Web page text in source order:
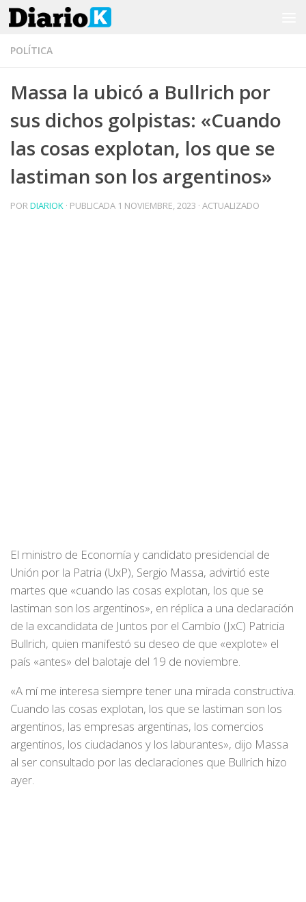
Saltar al contenido
POLÍTICA
Massa la ubicó a Bullrich por
sus dichos golpistas: «Cuando
las cosas explotan, los que se
lastiman son los argentinos»
PORDIARIOK · PUBLICADA 1 NOVIEMBRE, 2023 · ACTUALIZADO
El ministro de Economía y candidato presidencial de
Unión por la Patria (UxP), Sergio Massa, advirtió este
martes que «cuando las cosas explotan, los que se
lastiman son los argentinos», en réplica a una declaración
de la excandidata de Juntos por el Cambio (JxC) Patricia
Bullrich, quien manifestó su deseo de que «explote» el
país «antes» del balotaje del 19 de noviembre.
«A mí me interesa siempre tener una mirada constructiva.
Cuando las cosas explotan, los que se lastiman son los
argentinos, las empresas argentinas, los comercios
argentinos, los ciudadanos y los laburantes», dijo Massa
al ser consultado por las declaraciones que Bullrich hizo
ayer.